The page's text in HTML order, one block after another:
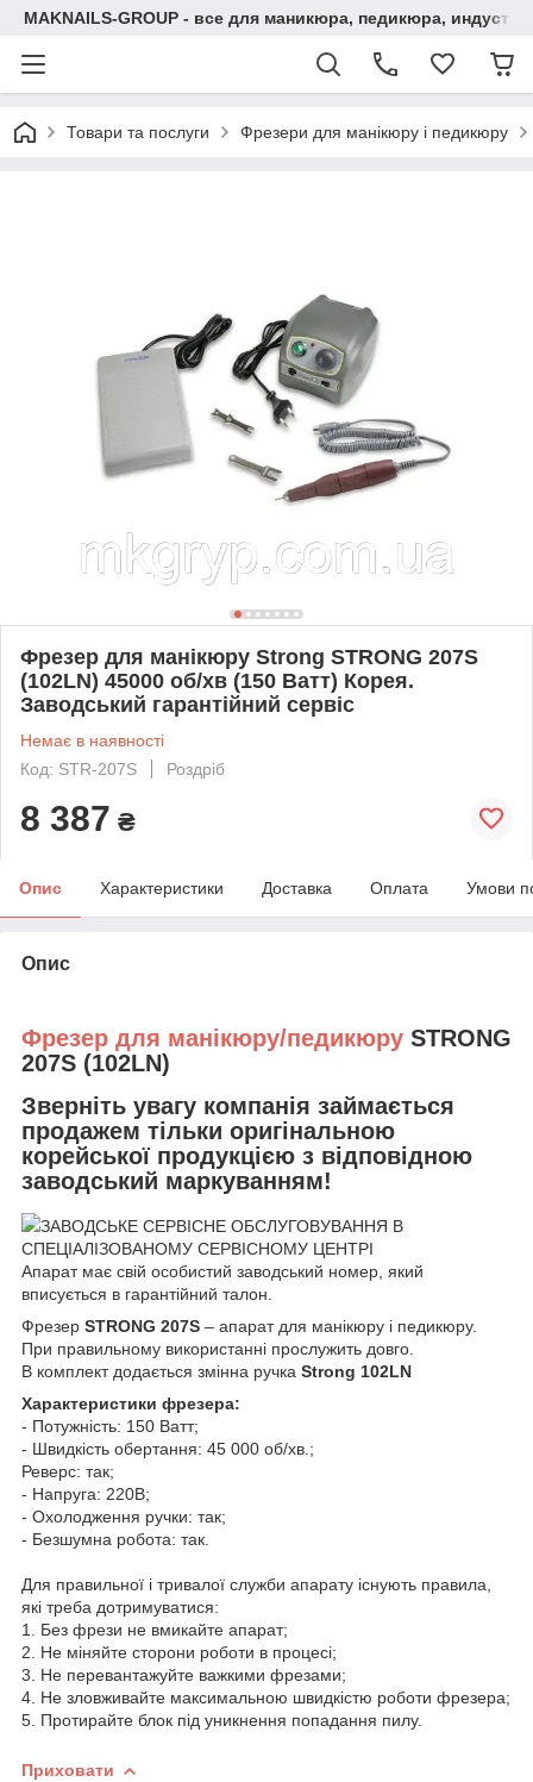
MAKNAILS-GROUP - все для маникюра, педикюра,
Товари та послуги Фрезери для манікюру і педикюру
Фрезер для манікюру Strong STRONG 207S
(102LN) 45000 об/хв (150 Ватт) Корея.
Заводський гарантійний сервіс
Немає в наявності
Код: STR-207S
Роздріб
8 387 ₴
Опис Характеристики Доставка Оплата Умови
Опис
Фрезер для манікюру/педикюру STRONG
207S (102LN)
Зверніть увагу компанія займається
продажем тільки оригінальною
корейської продукцією з відповідною
заводський маркуванням!
ЗАВОДСЬКЕ СЕРВІСНЕ ОБСЛУГОВУВАННЯ В
СПЕЦІАЛІЗОВАНОМУ СЕРВІСНОМУ ЦЕНТРІ
Апарат має свій особистий заводський номер, який
вписується в гарантійний талон.
Фрезер STRONG 207S – апарат для манікюру і педикюру.
При правильному використанні прослужить довго.
В комплект додається змінна ручка Strong 102LN
Характеристики фрезера:
- Потужність: 150 Ватт;
- Швидкість обертання: 45 000 об/хв.;
Реверс: так;
- Напруга: 220В;
- Охолодження ручки: так;
- Безшумна робота: так.
Для правильної і тривалої служби апарату існують правила,
які треба дотримуватися:
1. Без фрези не вмикайте апарат;
2. Не міняйте сторони роботи в процесі;
3. Не перевантажуйте важкими фрезами;
4. Не зловживайте максимальною швидкістю роботи фрезера;
5. Протирайте блок під уникнення попадання пилу.
Приховати